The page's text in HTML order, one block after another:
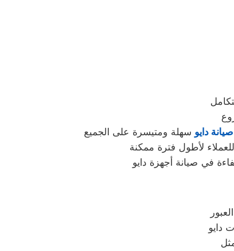
صيانة دايو